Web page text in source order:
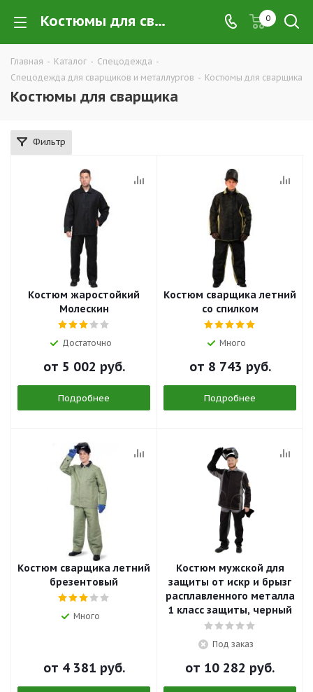
Костюмы для сварщика купить в Екатеринбурге по низким ценам оптом — интернет-магазин рабочей одежды для сварщиков в розницу компании ТД УРАЛСИЗ 0
Главная - Каталог - Спецодежда -
Спецодежда для сварщиков и металлургов - Костюмы для сварщика
Костюмы для сварщика
Фильтр
Костюм жаростойкий
Молескин
Достаточно
от 5 002 руб.
Подробнее
Костюм сварщика летний
со спилком
Много
от 8 743 руб.
Подробнее
Костюм сварщика летний
брезентовый
Много
от 4 381 руб.
Костюм мужской для
защиты от искр и брызг
расплавленного металла
1 класс защиты, черный
Под заказ
от 10 282 руб.